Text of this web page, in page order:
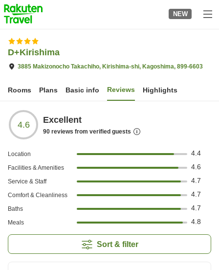
to
top
page
NEW
D+Kirishima
3885 Makizonocho Takachiho, Kirishima-shi, Kagoshima, 899-6603
Rooms Plans Basic info Reviews Highlights
4.6 Excellent
90 reviews from verified guests
Location 4.4
Facilities & Amenities 4.6
Service & Staff 4.7
Comfort & Cleanliness 4.7
Baths 4.7
Meals 4.8
Sort & filter